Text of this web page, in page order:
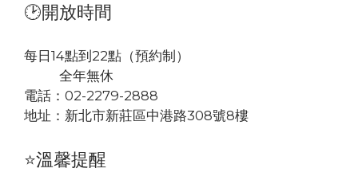
🕑開放時間
每日14點到22點（預約制）
全年無休
電話：02-2279-2888
地址： 新北市新莊區中港路308號8樓
⭐溫馨提醒